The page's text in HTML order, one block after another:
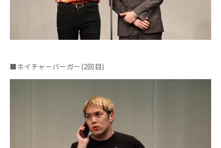
■ネイチャーバーガー(2回目)